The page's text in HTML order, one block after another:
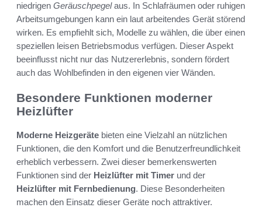
niedrigen Geräuschpegelaus. In Schlafräumen oder ruhigen
Arbeitsumgebungen kann ein laut arbeitendes Gerät störend
wirken. Es empfiehlt sich, Modelle zu wählen, die über einen
speziellen leisen Betriebsmodus verfügen. Dieser Aspekt
beeinflusst nicht nur das Nutzererlebnis, sondern fördert
auch das Wohlbefinden in den eigenen vier Wänden.
Besondere Funktionen moderner
Heizlüfter
Moderne Heizgeräte bieten eine Vielzahl an nützlichen
Funktionen, die den Komfort und die Benutzerfreundlichkeit
erheblich verbessern. Zwei dieser bemerkenswerten
Funktionen sind der Heizlüfter mit Timer und der
Heizlüfter mit Fernbedienung. Diese Besonderheiten
machen den Einsatz dieser Geräte noch attraktiver.